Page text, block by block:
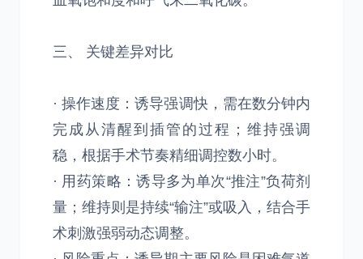
三、 关键差异对比
· 操作速度：诱导强调快，需在数分钟内
完成从清醒到插管的过程；维持强调
稳，根据手术节奏精细调控数小时。
· 用药策略：诱导多为单次“推注”负荷剂
量；维持则是持续“输注”或吸入，结合手
术刺激强弱动态调整。